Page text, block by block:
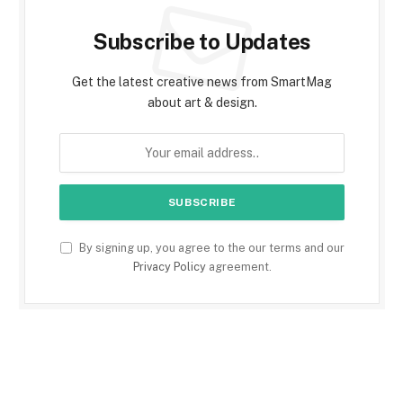
Subscribe to Updates
Get the latest creative news from SmartMag
about art & design.
By signing up, you agree to the our terms and our
Privacy Policyagreement.